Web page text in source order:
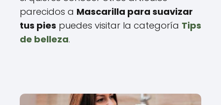
parecidos a Mascarilla para suavizar
tus pies puedes visitar la categoría Tips
de belleza.